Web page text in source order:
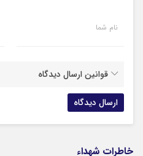
نام شما
قوانین ارسال دیدگاه
خاطرات شهداء